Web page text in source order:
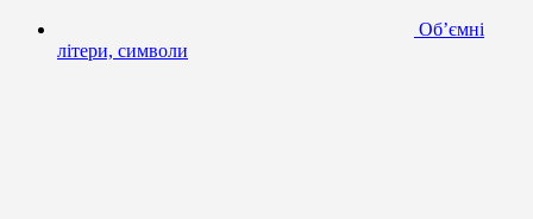
Об’ємні
літери, символи